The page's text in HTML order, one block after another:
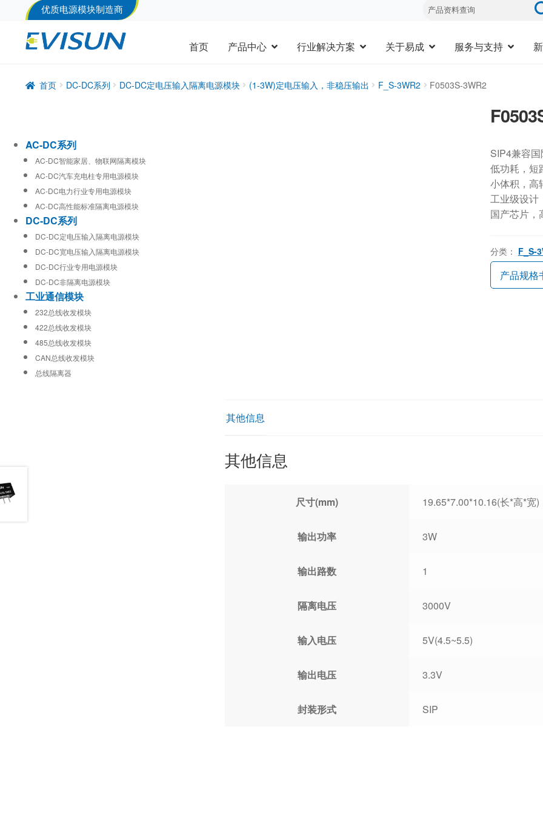
优质电源模块制造商
首页 产品中心 行业解决方案 关于易成 服务与支持
首页 DC-DC系列 DC-DC定电压输入隔离电源模块 (1-3W)定电压输入，非稳压输出 F_S-3WR2 F0503S-3WR2
SIP4兼容
低功耗，短
小体积，高
工业级设计
国产芯片，
分类： F_S-
产品规格
其他信息
其他信息
尺寸(mm) 19.65*7.00*10.16(长*高*宽)
输出功率 3W
输出路数 1
隔离电压 3000V
输入电压 5V(4.5~5.5)
输出电压 3.3V
封装形式 SIP
AC-DC系列
AC-DC智能家居、物联网隔离模块
AC-DC汽车充电柱专用电源模块
AC-DC电力行业专用电源模块
AC-DC高性能标准隔离电源模块
DC-DC系列
DC-DC定电压输入隔离电源模块
DC-DC宽电压输入隔离电源模块
DC-DC行业专用电源模块
DC-DC非隔离电源模块
工业通信模块
232总线收发模块
422总线收发模块
485总线收发模块
CAN总线收发模块
总线隔离器